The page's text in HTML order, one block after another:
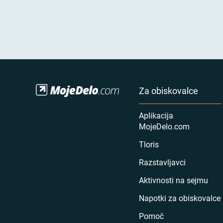
Za obiskovalce
Aplikacija
MojeDelo.com
Tloris
Razstavljavci
Aktivnosti na sejmu
Napotki za obiskovalce
Pomoč